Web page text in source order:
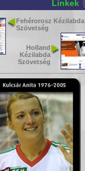
Linkek
Fehérorosz Kézilabda
Szövetség
Holland
Kézilabda
Szövetség